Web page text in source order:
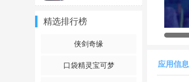
精选排行榜
侠剑奇缘
口袋精灵宝可梦
3、分析
原神
2、丰富
应用信息